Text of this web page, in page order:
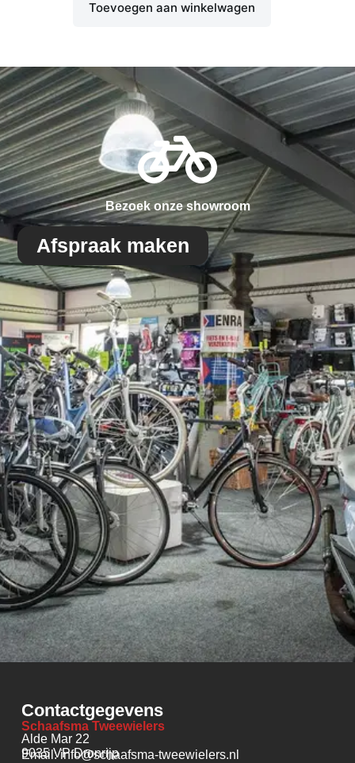
Toevoegen aan winkelwagen
Bezoek onze showroom
Afspraak maken
Contactgegevens
Schaafsma Tweewielers
Alde Mar 22
9035 VP Dronrijp
Email: info@schaafsma-tweewielers.nl